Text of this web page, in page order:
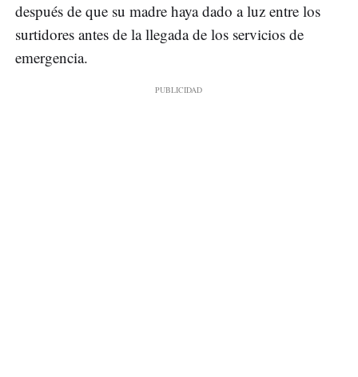
después de que su madre haya dado a luz entre los
surtidores antes de la llegada de los servicios de
emergencia.